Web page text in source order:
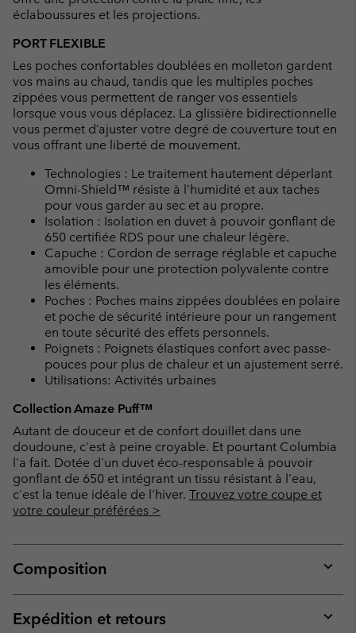
éclaboussures et les projections.
PORT FLEXIBLE
Les poches confortables doublées en molleton gardent
vos mains au chaud, tandis que les multiples poches
zippées vous permettent de ranger vos essentiels
lorsque vous vous déplacez. La glissière bidirectionnelle
vous permet d’ajuster votre degré de couverture tout en
vous offrant une liberté de mouvement.
Technologies : Le traitement hautement déperlant
Omni-Shield™ résiste à l’humidité et aux taches
pour vous garder au sec et au propre.
Isolation : Isolation en duvet à pouvoir gonflant de
650 certifiée RDS pour une chaleur légère.
Capuche : Cordon de serrage réglable et capuche
amovible pour une protection polyvalente contre
les éléments.
Poches : Poches mains zippées doublées en polaire
et poche de sécurité intérieure pour un rangement
en toute sécurité des effets personnels.
Poignets : Poignets élastiques confort avec passe-
pouces pour plus de chaleur et un ajustement serré.
Utilisations: Activités urbaines
Collection Amaze Puff™
Autant de douceur et de confort douillet dans une
doudoune, c'est à peine croyable. Et pourtant Columbia
l'a fait. Dotée d'un duvet éco-responsable à pouvoir
gonflant de 650 et intégrant un tissu résistant à l'eau,
c'est la tenue idéale de l'hiver. Trouvez votre coupe et
votre couleur préférées >
Composition
or
Expédition et retours